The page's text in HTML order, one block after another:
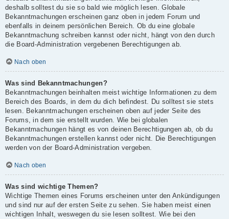
deshalb solltest du sie so bald wie möglich lesen. Globale
Bekanntmachungen erscheinen ganz oben in jedem Forum und
ebenfalls in deinem persönlichen Bereich. Ob du eine globale
Bekanntmachung schreiben kannst oder nicht, hängt von den durch
die Board-Administration vergebenen Berechtigungen ab.
Nach oben
Was sind Bekanntmachungen?
Bekanntmachungen beinhalten meist wichtige Informationen zu dem
Bereich des Boards, in dem du dich befindest. Du solltest sie stets
lesen. Bekanntmachungen erscheinen oben auf jeder Seite des
Forums, in dem sie erstellt wurden. Wie bei globalen
Bekanntmachungen hängt es von deinen Berechtigungen ab, ob du
Bekanntmachungen erstellen kannst oder nicht. Die Berechtigungen
werden von der Board-Administration vergeben.
Nach oben
Was sind wichtige Themen?
Wichtige Themen eines Forums erscheinen unter den Ankündigungen
und sind nur auf der ersten Seite zu sehen. Sie haben meist einen
wichtigen Inhalt, weswegen du sie lesen solltest. Wie bei den